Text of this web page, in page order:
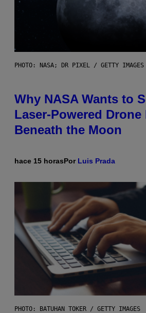
PHOTO: NASA; DR PIXEL / GETTY IMAGES
Why NASA Wants to
Laser-Powered Drone
Beneath the Moon
hace 15 horasPor Luis Prada
PHOTO: BATUHAN TOKER / GETTY IMAGES